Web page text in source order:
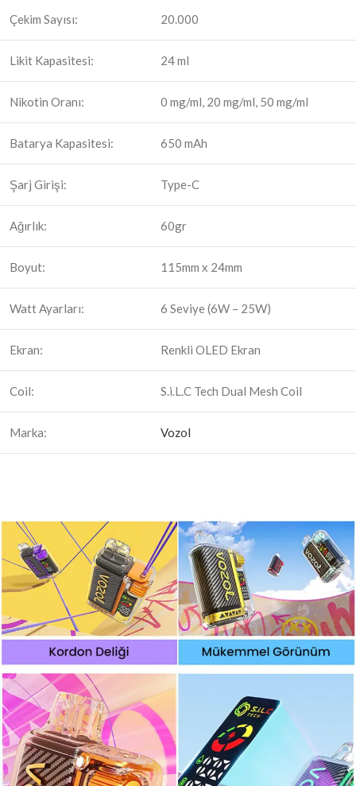
Çekim Sayısı: 20.000
Likit Kapasitesi: 24 ml
Nikotin Oranı: 0 mg/ml, 20 mg/ml, 50 mg/ml
Batarya Kapasitesi: 650 mAh
Şarj Girişi: Type-C
Ağırlık: 60gr
Boyut: 115mm x 24mm
Watt Ayarları: 6 Seviye (6W – 25W)
Ekran: Renkli OLED Ekran
Coil: S.i.L.C Tech Dual Mesh Coil
Marka: Vozol